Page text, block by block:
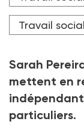
Crédit photo
Travail
Sarah
mettent en
particuliers.